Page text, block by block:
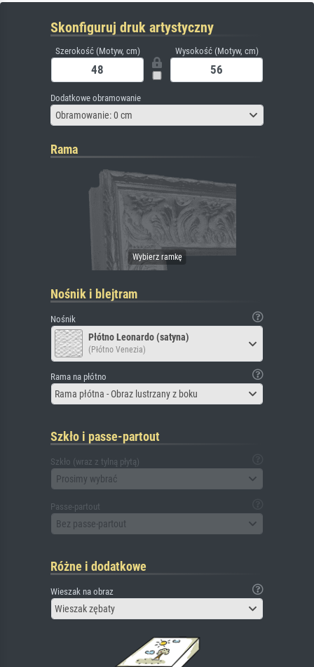
Skonfiguruj druk artystyczny
Szerokość (Motyw, cm) Wysokość (Motyw, cm)
Dodatkowe obramowanie
Obramowanie: 0 cm
Rama
Nośnik i blejtram
Nośnik
Płótno Leonardo (satyna)
(Płótno Venezia)
Rama na płótno
Rama płótna - Obraz lustrzany z boku
Szkło i passe-partout
Szkło (wraz z tylną płytą)
Prosimy wybrać
Passe-partout
Bez passe-partout
Różne i dodatkowe
Wieszak na obraz
Wieszak zębaty